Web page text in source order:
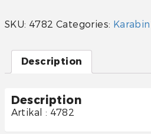
s
očicom
quantity
SKU: 4782 Categories:
Description
Description
Artikal : 4782